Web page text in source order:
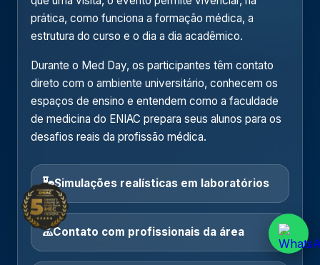
prática, como funciona a formação médica, a
estrutura do curso e o dia a dia acadêmico.
Durante o Med Day, os participantes têm contato
direto com o ambiente universitário, conhecem os
espaços de ensino e entendem como a faculdade
de medicina do ENIAC prepara seus alunos para os
desafios reais da profissão médica.
Simulações realísticas em laboratórios
Contato com profissionais da área